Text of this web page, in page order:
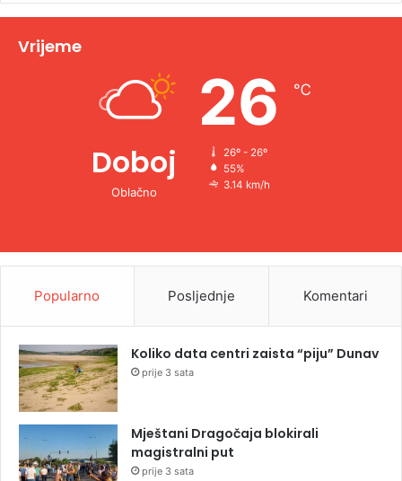
vVrijeme
Doboj
Oblačno
26 ℃
26º - 26º
55%
3.14 km/h
Popularno Posljednje Komentari
Koliko data centri zaista “piju” Dunav
prije 3 sata
Mještani Dragočaja blokirali
magistralni put
prije 3 sata